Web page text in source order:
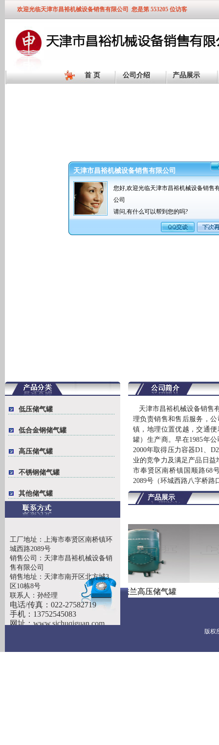
欢迎光临天津市昌裕机械设备销售有限公司 您是第 553205 位访客
首 页 公司介绍 产品展示
低压储气罐
低合金钢储气罐
高压储气罐
不锈钢储气罐
其他储气罐
工厂地址：上海市奉贤区南桥镇环
城西路2089号
销售公司：天津市昌裕机械设备销
售有限公司
销售地址：天津市南开区北方城3
区10栋8号
联系人：孙经理
电话/传真：022-27582719
手机：13752545083
网址：www.sjchuqiguan.com
天津市昌裕机械设备销售
理负责销售和售后服务，
镇，地理位置优越，交通
罐）生产商。早在1985年
2000年取得压力容器D1、
业的竞争力及满足产品日益
市奉贤区南桥镇国顺路68
2089号（环城西路八字桥路
产品展示
卧式法兰储气罐 立式法兰高压储气罐
版权
天津市昌裕机械设备销售有限公司
您好,欢迎光临天津市昌裕机械设备销售
公司
请问,有什么可以帮到您的吗?